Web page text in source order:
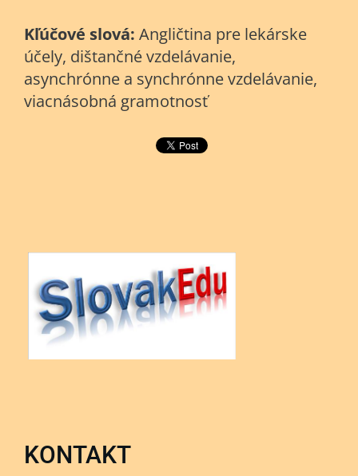
Kľúčové slová: Angličtina pre lekárske
účely, dištančné vzdelávanie,
asynchrónne a synchrónne vzdelávanie,
viacnásobná gramotnosť
KONTAKT